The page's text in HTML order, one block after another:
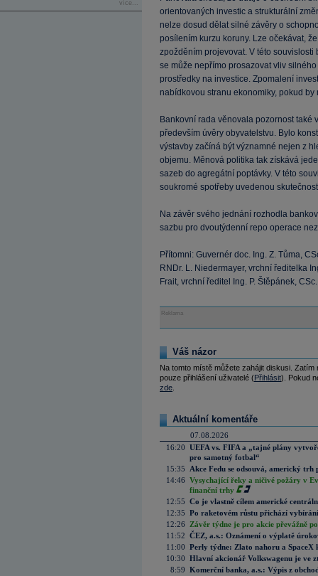
více...
orientovaných investic a strukturální
nelze dosud dělat silné závěry o
posílením kurzu koruny. Lze očekávat,
zpožděním projevovat. V této
se může nepřímo prosazovat vliv
prostředky na investice. Zpomalení
nabídkovou stranu ekonomiky, pokud by
Bankovní rada věnovala pozornost také
především úvěry obyvatelstvu. Bylo
výstavby začíná být významné nejen z
objemu. Měnová politika tak získává
sazeb do agregátní poptávky. V této
soukromé spotřeby uvedenou
Na závěr svého jednání rozhodla
sazbu pro dvoutýdenní repo operace
Přítomni: Guvernér doc. Ing. Z. Tůma,
RNDr. L. Niedermayer, vrchní ředitelka
Frait, vrchní ředitel Ing. P. Štěpánek, CSc.
Reklama
Váš názor
Na tomto místě můžete zahájit diskusi.
pouze přihlášení uživatelé (Přihlásit). Pokud
zde
Aktuální komentáře
07.08.2026
16:20 UEFA vs. FIFA a „tajné plány
pro samotný fotbal“
15:35
Akce Fedu se odsouvá, americký
14:46 Vysychající řeky a ničivé požáry v
finanční trhy
12:55 Co je vlastně cílem americké
12:35 Po raketovém růstu přichází
12:26
Závěr týdne je pro akcie převážně
11:52 ČEZ, a.s.: Oznámení o výplatě
11:00 Perly týdne: Zlato nahoru a SpaceX
10:30 Hlavní akcionář Volkswagenu je ve
8:59 Komerční banka, a.s.: Výpis z